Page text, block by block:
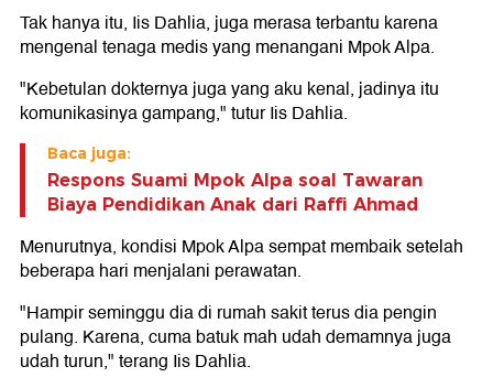
Tak hanya itu, Iis Dahlia, juga merasa terbantu karena
mengenal tenaga medis yang menangani Mpok Alpa.
"Kebetulan dokternya juga yang aku kenal, jadinya itu
komunikasinya gampang," tutur Iis Dahlia.
Baca juga:
Respons Suami Mpok Alpa soal Tawaran
Biaya Pendidikan Anak dari Raffi Ahmad
Menurutnya, kondisi Mpok Alpa sempat membaik setelah
beberapa hari menjalani perawatan.
"Hampir seminggu dia di rumah sakit terus dia pengin
pulang. Karena, cuma batuk mah udah demamnya juga
udah turun," terang Iis Dahlia.